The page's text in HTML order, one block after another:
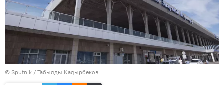
© Sputnik / Табылды Кадырбеков